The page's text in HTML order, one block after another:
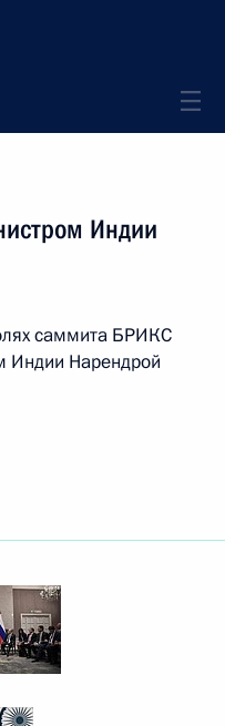
Индии
саммита БРИКС
Индии Нарендрой